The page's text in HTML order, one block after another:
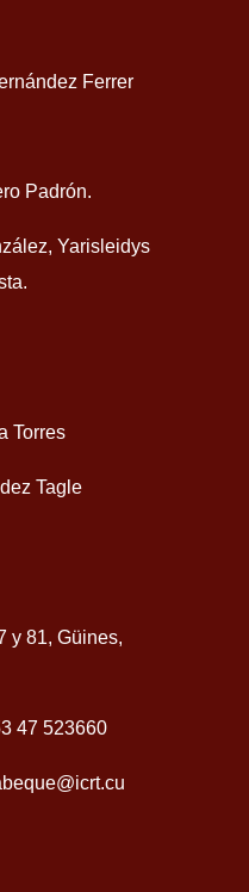
Ferrer
Padrón.
Yarisleidys
Torres
Tagle
y 81, Güines,
47 523660